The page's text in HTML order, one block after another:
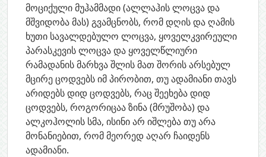
მოციქული მუჰამმადი (ალლაჰის ლოცვა და
მშვიდობა მას) გვამცნობს, რომ დღის და ღამის
ხუთი სავალდებულო ლოცვა, ყოველკვირეული
პარასკევის ლოცვა და ყოველწლიური
რამადანის მარხვა შლის მათ შორის არსებულ
მცირე ცოდვებს იმ პირობით, თუ ადამიანი თავს
არიდებს დიდ ცოდვებს, რაც შეეხება დიდ
ცოდვებს, როგორიცაა ზინა (მრუშობა) და
ალკოჰოლის სმა, ისინი არ იშლება თუ არა
მონანიებით, რომ მეორედ აღარ ჩაიდენს
ადამიანი.